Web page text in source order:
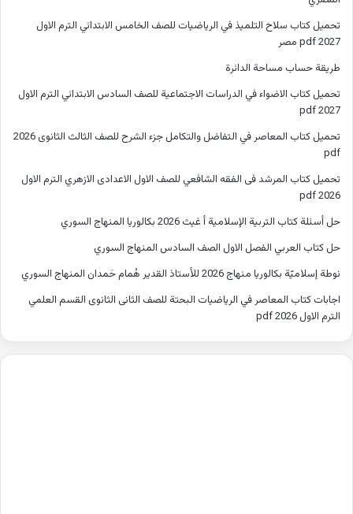
تحميل كتاب سلاح التلميذ في الرياضيات للصف الخامس الابتدائي الترم الاول
2027 pdf مصر
طريقة حساب مساحة الدائرة
تحميل كتاب الاضواء في الدراسات الاجتماعية للصف السادس الابتدائي الترم الاول
2027 pdf
تحميل كتاب المعاصر في التفاضل والتكامل جزء الشرح للصف الثالث الثانوى 2026
pdf
تحميل كتاب المرشد فى الفقه الشافعي للصف الاول الاعدادى الازهري الترم الاول
2026 pdf
حل أسئلة كتاب التربية الإسلامية أ غيث 2026 بكالوريا المنهاج السوري
حل كتاب العربي الفصل الاول الصف السادس المنهاج السوري
نوطة إسلاميّة بكالوريا منهاج 2026 للأستاذ القدير هُمام حَمدان المنهاج السوري
اجابات كتاب المعاصر في الرياضيات البحتة للصف الثانى الثانوى القسم العلمي
الترم الاول 2026 pdf